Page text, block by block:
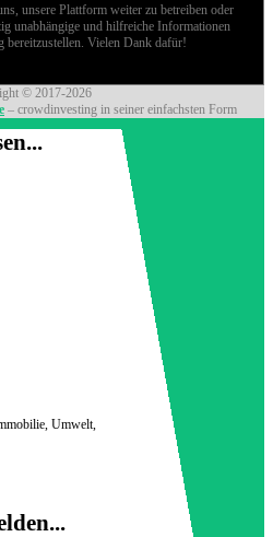
unsere Plattform weiter zu betreiben oder
unabhängige und hilfreiche Informationen
bereitzustellen. Vielen Dank dafür!
© 2017-2026
– crowdinvesting in seiner einfachsten Form
Umwelt,